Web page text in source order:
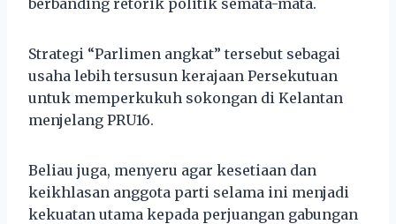
Strategi “Parlimen angkat” tersebut sebagai
usaha lebih tersusun kerajaan Persekutuan
untuk memperkukuh sokongan di Kelantan
menjelang PRU16.
Beliau juga, menyeru agar kesetiaan dan
keikhlasan anggota parti selama ini menjadi
kekuatan utama kepada perjuangan gabungan